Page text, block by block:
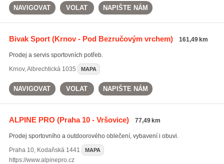
NAVIGOVAT VOLAT NAPIŠTE NÁM
Bivak Sport(Krnov - Pod Bezručovým vrchem) 161,49 km
Prodej a servis sportovních potřeb.
Krnov,Albrechtická 1035 MAPA
NAVIGOVAT VOLAT NAPIŠTE NÁM
ALPINE PRO (Praha 10 - Vršovice) 77,49 km
Prodej sportovního a outdoorového oblečení, vybavení i obuvi.
Praha 10, Kodaňská 1441 MAPA
https://www.alpinepro.cz